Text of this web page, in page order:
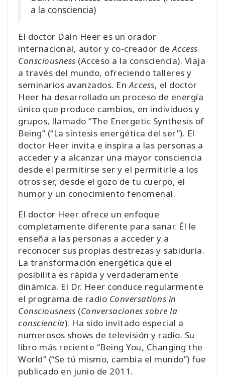
a la consciencia)
El doctor Dain Heer es un orador
internacional, autor y co-creador deAccess
Consciousness (Acceso a la consciencia). Viaja
a través del mundo, ofreciendo talleres y
seminarios avanzados. EnAccess, el doctor
Heer ha desarrollado un proceso de energía
único que produce cambios, en individuos y
grupos, llamado “The Energetic Synthesis of
Being” (“La síntesis energética del ser”). El
doctor Heer invita e inspira a las personas a
acceder y a alcanzar una mayor consciencia
desde el permitirse ser y el permitirle a los
otros ser, desde el gozo de tu cuerpo, el
humor y un conocimiento fenomenal.
El doctor Heer ofrece un enfoque
completamente diferente para sanar. Él le
enseña a las personas a acceder y a
reconocer sus propias destrezas y sabiduría.
La transformación energética que el
posibilita es rápida y verdaderamente
dinámica. El Dr. Heer conduce regularmente
el programa de radio Conversations in
Consciousness (Conversaciones sobre la
consciencia). Ha sido invitado especial a
numerosos shows de televisión y radio. Su
libro más reciente “Being You, Changing the
World” (“Se tú mismo, cambia el mundo”) fue
publicado en junio de 2011.